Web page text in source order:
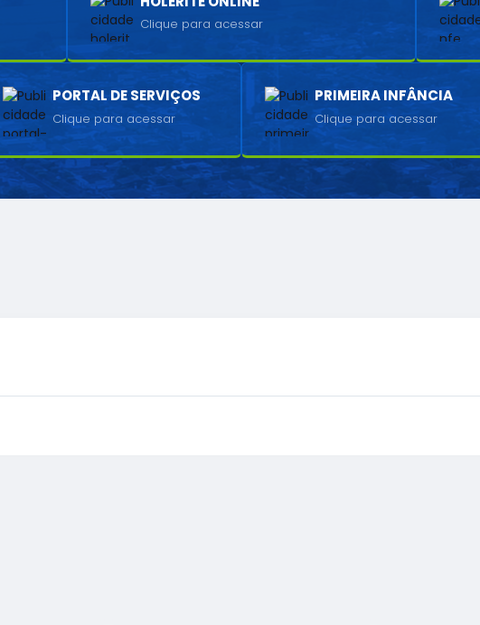
Clique para acessar
PORTAL DE SERVIÇOS
Clique para acessar
PRIMEIRA INFÂNCIA
Clique para acessar